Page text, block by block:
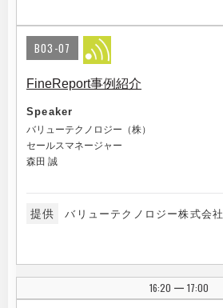
B03-07
FineReport事例紹介
Speaker
バリューテクノロジー（株）
セールスマネージャー
森田 誠
提供 バリューテクノロジー株式会社
16:20 | 17:00